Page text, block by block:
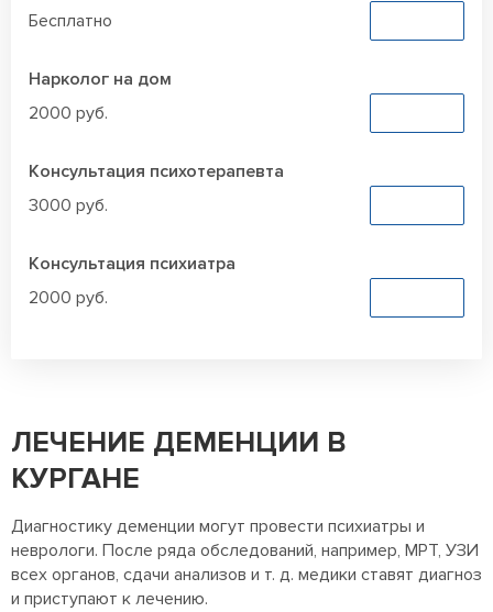
Бесплатно
Нарколог на дом
2000 руб.
Консультация психотерапевта
3000 руб.
Консультация психиатра
2000 руб.
ЛЕЧЕНИЕ ДЕМЕНЦИИ В
КУРГАНЕ
Диагностику деменции могут провести психиатры и
неврологи. После ряда обследований, например, МРТ, УЗИ
всех органов, сдачи анализов и т. д. медики ставят диагноз
и приступают к лечению.